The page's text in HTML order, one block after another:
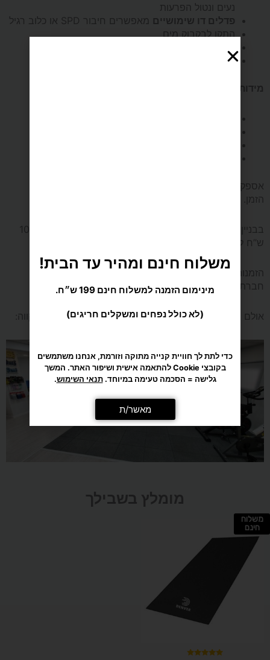
*הובלה
בחינם*
נעים ונטול הפרעות
פדלים דו שימושיים מאפשרים חיבור SPD או כלוב רגיל
התקן לבקבוק מים
משקל מתאמן מקסימלי:
מידות ומשקל המוצר:
הזמן.
בבניין ללא מעלית מקומה 2 ומעלה יש תוספת הובלה של 100
ש”ח לכל קומה.
הזמנות לאילת והערבה יעשו בתיאום טלפוני בלבד עם
חברת עידו ספורט.
אולם התצוגה המהמם שלנו ברחוב המפלסים 12, פתח-תקווה:
מומלץ בשבילך
משלוח
חינם
משלוח חינם ומהיר עד הבית!
מינימום הזמנה למשלוח חינם 199 ש״ח.
(לא כולל נפחים ומשקלים חריגים)
כדי לתת לך חוויית קנייה מתוקה וזורמת, אנחנו משתמשים
בקובצי Cookie להתאמה אישית ושיפור האתר. המשך
גלישה = הסכמה טעימה במיוחד.תנאי השימוש.
מאשר/ת